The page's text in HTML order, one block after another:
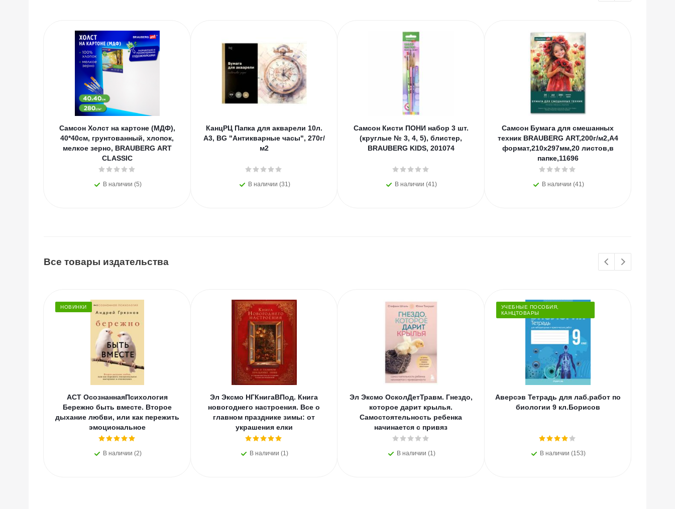
Самсон Холст на картоне (МДФ),
40*40см, грунтованный, хлопок,
мелкое зерно, BRAUBERG ART
CLASSIC
В наличии (5)
КанцРЦ Папка для акварели 10л.
А3, BG "Антикварные часы", 270г/
м2
В наличии (31)
Самсон Кисти ПОНИ набор 3 шт.
(круглые № 3, 4, 5), блистер,
BRAUBERG KIDS, 201074
В наличии (41)
Самсон Бумага для смешанных
техник BRAUBERG ART,200г/м2,А4
формат,210x297мм,20 листов,в
папке,11696
В наличии (41)
Все товары издательства
НОВИНКИ
АСТ ОсознаннаяПсихология
Бережно быть вместе. Второе
дыхание любви, или как пережить
эмоциональное
В наличии (2)
Эл Эксмо НГКнигаВПод. Книга
новогоднего настроения. Все о
главном празднике зимы: от
украшения елки
В наличии (1)
Эл Эксмо ОсколДетТравм. Гнездо,
которое дарит крылья.
Самостоятельность ребенка
начинается с привяз
В наличии (1)
УЧЕБНЫЕ ПОСОБИЯ,
КАНЦТОВАРЫ
Аверсэв Тетрадь для лаб.работ по
биологии 9 кл.Борисов
В наличии (153)